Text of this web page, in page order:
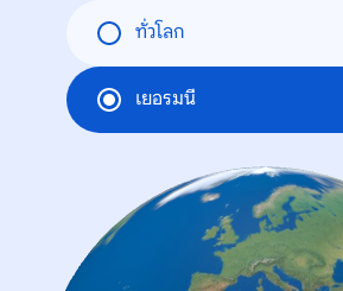
ทั่วโลก
เยอรมนี